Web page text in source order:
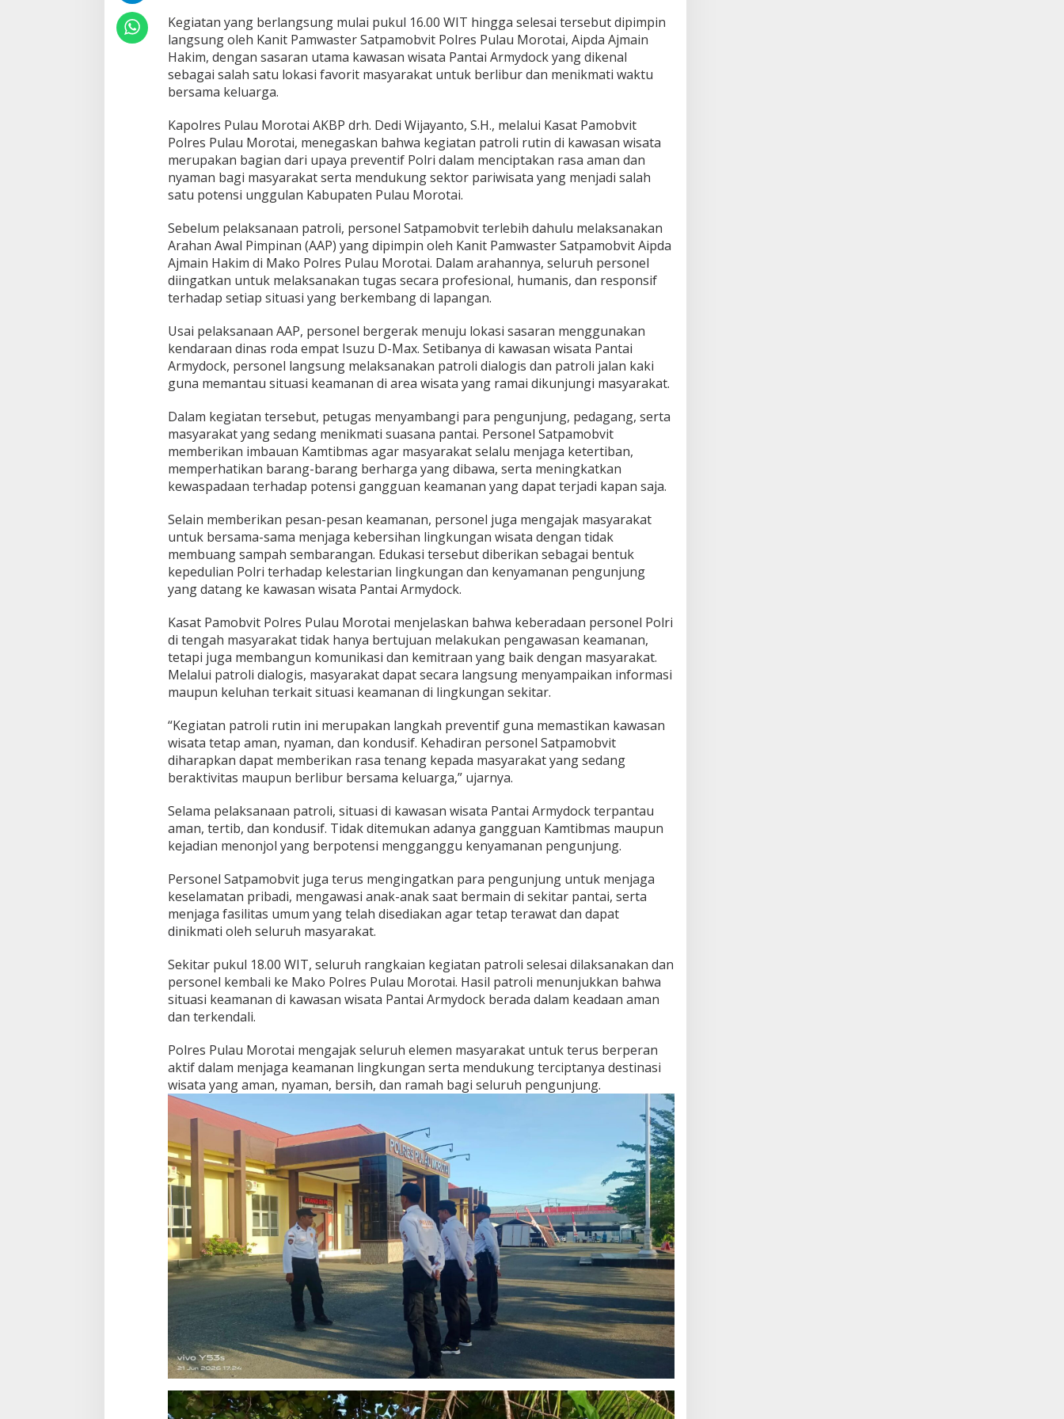
n
D
e
s
t
i
n
s
i
W
i
a
a
A
r
m
y
d
c
k
W
i
a
t
a
w
a
n
i
m
b
a
u
e
t
a
p
W
a
s
a
d
a
d
a
P
e
d
u
i
L
i
n
k
u
n
g
Kegiatan yang berlangsung mulai pukul 16.00 WIT hingga selesai tersebut dipimpin
langsung oleh Kanit Pamwaster Satpamobvit Polres Pulau Morotai, Aipda Ajmain
Hakim, dengan sasaran utama kawasan wisata Pantai Armydock yang dikenal
sebagai salah satu lokasi favorit masyarakat untuk berlibur dan menikmati waktu
bersama keluarga.
Kapolres Pulau Morotai AKBP drh. Dedi Wijayanto, S.H., melalui Kasat Pamobvit
Polres Pulau Morotai, menegaskan bahwa kegiatan patroli rutin di kawasan wisata
merupakan bagian dari upaya preventif Polri dalam menciptakan rasa aman dan
nyaman bagi masyarakat serta mendukung sektor pariwisata yang menjadi salah
satu potensi unggulan Kabupaten Pulau Morotai.
Sebelum pelaksanaan patroli, personel Satpamobvit terlebih dahulu melaksanakan
Arahan Awal Pimpinan (AAP) yang dipimpin oleh Kanit Pamwaster Satpamobvit Aipda
Ajmain Hakim di Mako Polres Pulau Morotai. Dalam arahannya, seluruh personel
diingatkan untuk melaksanakan tugas secara profesional, humanis, dan responsif
terhadap setiap situasi yang berkembang di lapangan.
Usai pelaksanaan AAP, personel bergerak menuju lokasi sasaran menggunakan
kendaraan dinas roda empat Isuzu D-Max. Setibanya di kawasan wisata Pantai
Armydock, personel langsung melaksanakan patroli dialogis dan patroli jalan kaki
guna memantau situasi keamanan di area wisata yang ramai dikunjungi masyarakat.
Dalam kegiatan tersebut, petugas menyambangi para pengunjung, pedagang, serta
masyarakat yang sedang menikmati suasana pantai. Personel Satpamobvit
memberikan imbauan Kamtibmas agar masyarakat selalu menjaga ketertiban,
memperhatikan barang-barang berharga yang dibawa, serta meningkatkan
kewaspadaan terhadap potensi gangguan keamanan yang dapat terjadi kapan saja.
Selain memberikan pesan-pesan keamanan, personel juga mengajak masyarakat
untuk bersama-sama menjaga kebersihan lingkungan wisata dengan tidak
membuang sampah sembarangan. Edukasi tersebut diberikan sebagai bentuk
kepedulian Polri terhadap kelestarian lingkungan dan kenyamanan pengunjung
yang datang ke kawasan wisata Pantai Armydock.
Kasat Pamobvit Polres Pulau Morotai menjelaskan bahwa keberadaan personel Polri
di tengah masyarakat tidak hanya bertujuan melakukan pengawasan keamanan,
tetapi juga membangun komunikasi dan kemitraan yang baik dengan masyarakat.
Melalui patroli dialogis, masyarakat dapat secara langsung menyampaikan informasi
maupun keluhan terkait situasi keamanan di lingkungan sekitar.
“Kegiatan patroli rutin ini merupakan langkah preventif guna memastikan kawasan
wisata tetap aman, nyaman, dan kondusif. Kehadiran personel Satpamobvit
diharapkan dapat memberikan rasa tenang kepada masyarakat yang sedang
beraktivitas maupun berlibur bersama keluarga,” ujarnya.
Selama pelaksanaan patroli, situasi di kawasan wisata Pantai Armydock terpantau
aman, tertib, dan kondusif. Tidak ditemukan adanya gangguan Kamtibmas maupun
kejadian menonjol yang berpotensi mengganggu kenyamanan pengunjung.
Personel Satpamobvit juga terus mengingatkan para pengunjung untuk menjaga
keselamatan pribadi, mengawasi anak-anak saat bermain di sekitar pantai, serta
menjaga fasilitas umum yang telah disediakan agar tetap terawat dan dapat
dinikmati oleh seluruh masyarakat.
Sekitar pukul 18.00 WIT, seluruh rangkaian kegiatan patroli selesai dilaksanakan dan
personel kembali ke Mako Polres Pulau Morotai. Hasil patroli menunjukkan bahwa
situasi keamanan di kawasan wisata Pantai Armydock berada dalam keadaan aman
dan terkendali.
Polres Pulau Morotai mengajak seluruh elemen masyarakat untuk terus berperan
aktif dalam menjaga keamanan lingkungan serta mendukung terciptanya destinasi
wisata yang aman, nyaman, bersih, dan ramah bagi seluruh pengunjung.